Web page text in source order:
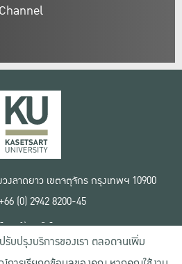
งลาดยาว เขตจตุจักร กรุงเทพฯ 10900
(0) 2942 8200-45
ขการใช้งานเว็บไซต์
ลงด้านสิทธิ์ใช้งาน
ยความเป็นส่วนตัว
รับปรุงบริการของเรา ตลอดจนเพิ่ม